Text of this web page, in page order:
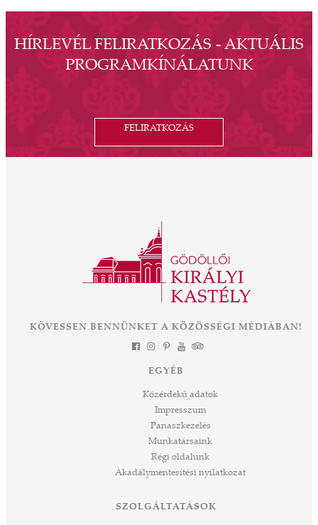
HÍRLEVÉL FELIRATKOZÁS - AKTUÁLIS
PROGRAMKÍNÁLATUNK
FELIRATKOZÁS
KÖVESSEN BENNÜNKET A KÖZÖSSÉGI MÉDIÁBAN!
EGYÉB
Közérdekű adatok
Impresszum
Panaszkezelés
Munkatársaink
Régi oldalunk
Akadálymentesítési nyilatkozat
SZOLGÁLTATÁSOK